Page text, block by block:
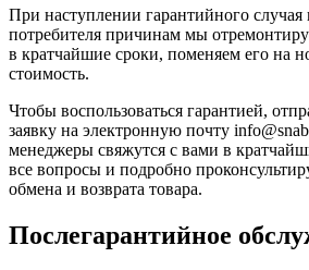
При наступлении гарантийного
потребителя причинам мы
в кратчайшие сроки, поменяем его на
стоимость.
Чтобы воспользоваться гарантией,
заявку на электронную почту
менеджеры свяжутся с вами в
все вопросы и подробно
обмена и возврата товара.
Послегарантийное